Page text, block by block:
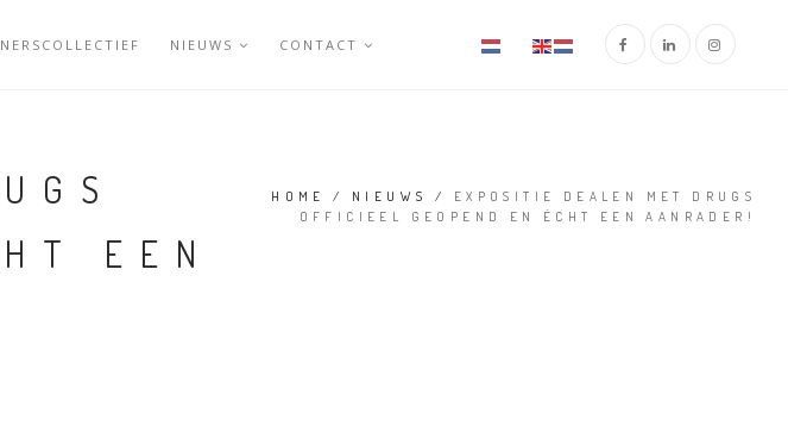
NIEUWS CONTACT
EEN
HOME / NIEUWS / EXPOSITIE DEALEN MET DRUGS
OFFICIEEL GEOPEND EN ÉCHT EEN AANRADER!